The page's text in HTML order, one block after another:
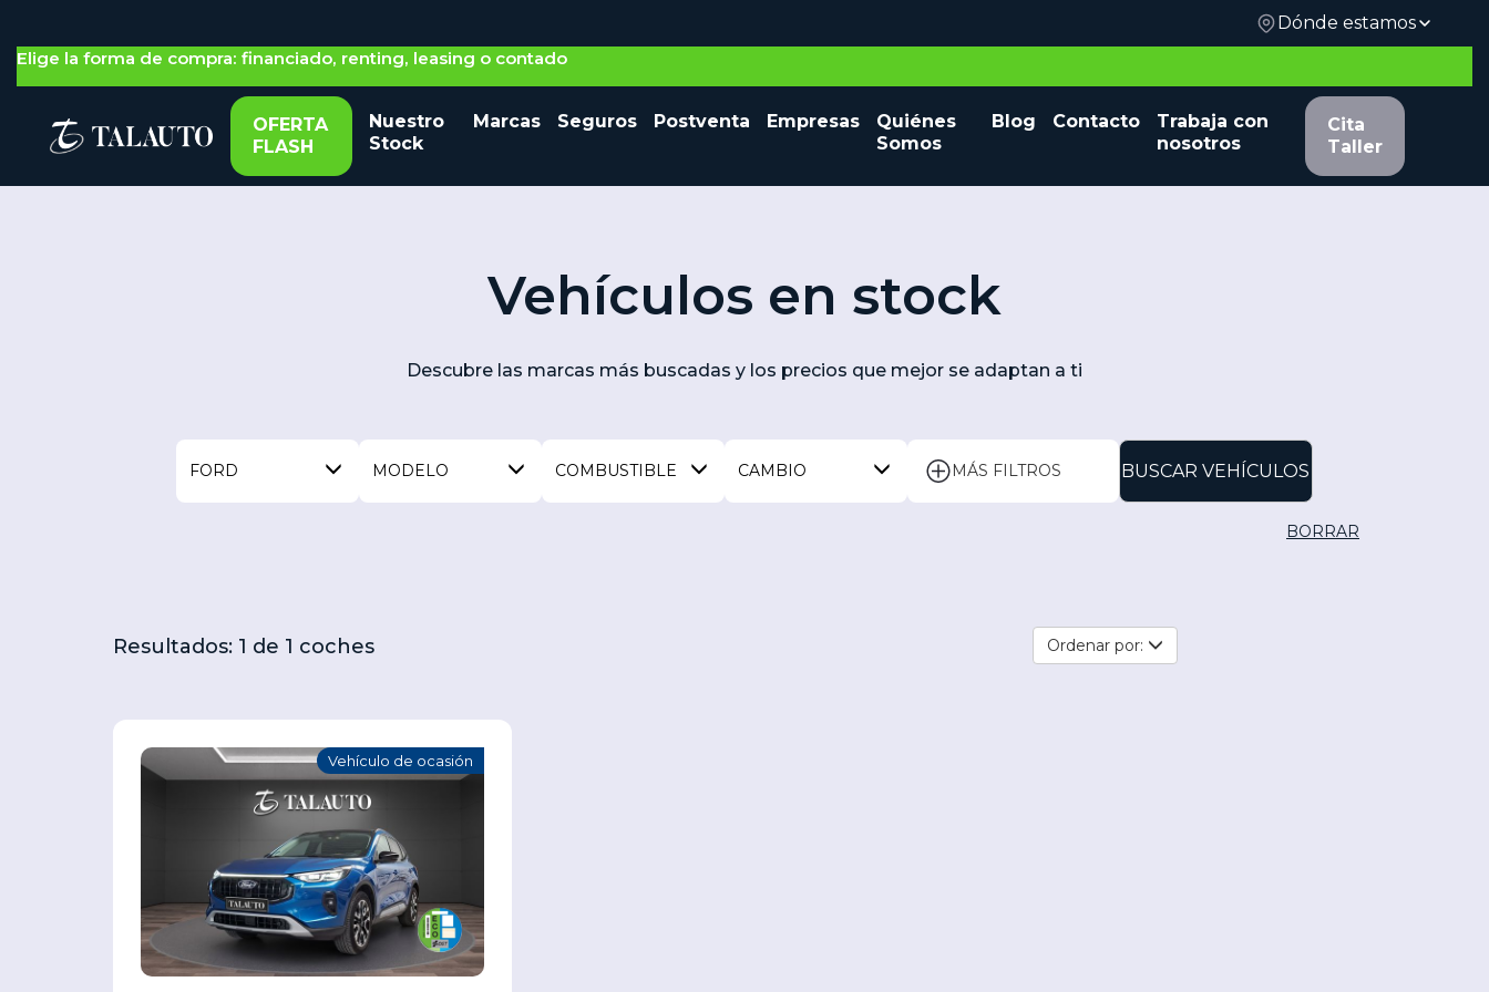
Dónde estamos
Elige la forma de compra: financiado, renting, leasing o contado
OFERTA
FLASH
Nuestro
Stock
Marcas Seguros Postventa Empresas
Quiénes
Somos
Blog Contacto
Trabaja con
nosotros
Cita
Taller
Vehículos nuevos
Seminuevos y
Ocasión
Cita Taller
Vehículos en stock
Descubre las marcas más buscadas y los precios que mejor se adaptan a ti
FORD MODELO COMBUSTIBLE CAMBIO MÁS FILTROS BUSCAR VEHÍCULOS
BORRAR
Resultados: 1 de 1 coches Ordenar por:
Vehículo de ocasión